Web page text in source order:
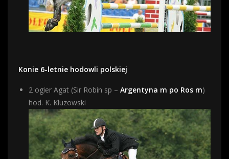
Konie 6-letnie hodowli polskiej
2 ogier Agat (Sir Robin sp – Argentyna m po Ros m)
hod. K. Kluzowski